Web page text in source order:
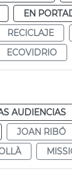
EN
RECICLAJE
ECOVIDRIO
AUDIENCIAS
JOAN RIBÓ